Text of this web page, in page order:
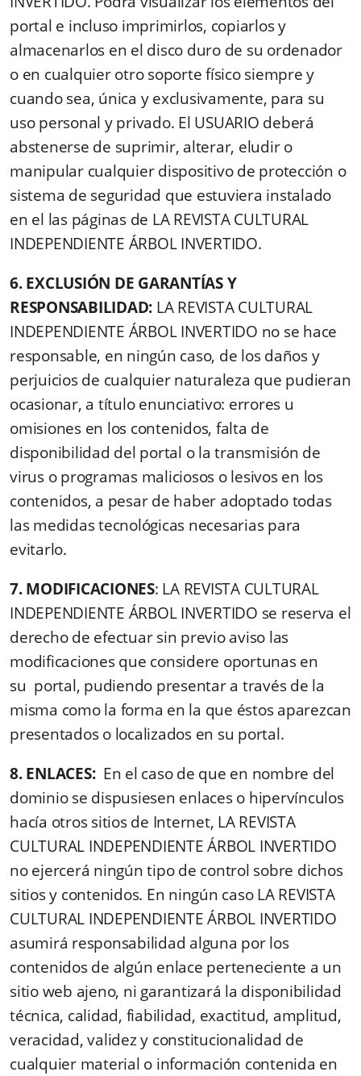
portal e incluso imprimirlos, copiarlos y
almacenarlos en el disco duro de su ordenador
o en cualquier otro soporte físico siempre y
cuando sea, única y exclusivamente, para su
uso personal y privado. El USUARIO deberá
abstenerse de suprimir, alterar, eludir o
manipular cualquier dispositivo de protección o
sistema de seguridad que estuviera instalado
en el las páginas de LA REVISTA CULTURAL
INDEPENDIENTE ÁRBOL INVERTIDO.
6. EXCLUSIÓN DE GARANTÍAS Y
RESPONSABILIDAD: LA REVISTA CULTURAL
INDEPENDIENTE ÁRBOL INVERTIDO no se hace
responsable, en ningún caso, de los daños y
perjuicios de cualquier naturaleza que pudieran
ocasionar, a título enunciativo: errores u
omisiones en los contenidos, falta de
disponibilidad del portal o la transmisión de
virus o programas maliciosos o lesivos en los
contenidos, a pesar de haber adoptado todas
las medidas tecnológicas necesarias para
evitarlo.
7. MODIFICACIONES: LA REVISTA CULTURAL
INDEPENDIENTE ÁRBOL INVERTIDO se reserva el
derecho de efectuar sin previo aviso las
modificaciones que considere oportunas en
su portal, pudiendo presentar a través de la
misma como la forma en la que éstos aparezcan
presentados o localizados en su portal.
8. ENLACES:En el caso de que en nombre del
dominio se dispusiesen enlaces o hipervínculos
hacía otros sitios de Internet, LA REVISTA
CULTURAL INDEPENDIENTE ÁRBOL INVERTIDO
no ejercerá ningún tipo de control sobre dichos
sitios y contenidos. En ningún caso LA REVISTA
CULTURAL INDEPENDIENTE ÁRBOL INVERTIDO
asumirá responsabilidad alguna por los
contenidos de algún enlace perteneciente a un
sitio web ajeno, ni garantizará la disponibilidad
técnica, calidad, fiabilidad, exactitud, amplitud,
veracidad, validez y constitucionalidad de
cualquier material o información contenida en